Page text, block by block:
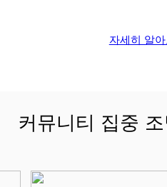
자세히 알
커뮤니티 집중 조